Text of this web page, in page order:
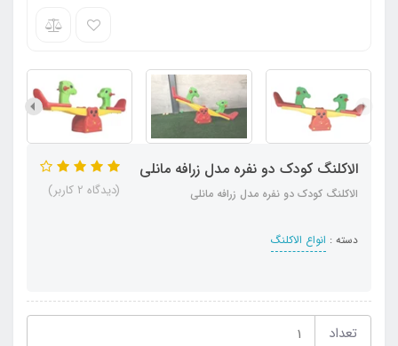
الاکلنگ کودک دو نفره مدل زرافه مانلی
الاکلنگ کودک دو نفره مدل زرافه مانلی
دسته : انواع الاکلنگ
(دیدگاه 2 کاربر)
تعداد